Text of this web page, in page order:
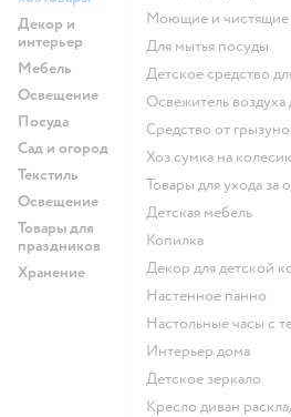
Декор и
интерьер
Мебель
Освещение
Посуда
Сад и огород
Текстиль
Освещение
Товары для
праздников
Хранение
моющие и чистящие
для мытья посуды
детское средство
освежитель
средство от
хоз сумка на
Товары для ухода за
Детская мебель
Копилка
Декор для детской
Настенное панно
Настольные часы с
Интерьер дома
Детское зеркало
Кресло диван